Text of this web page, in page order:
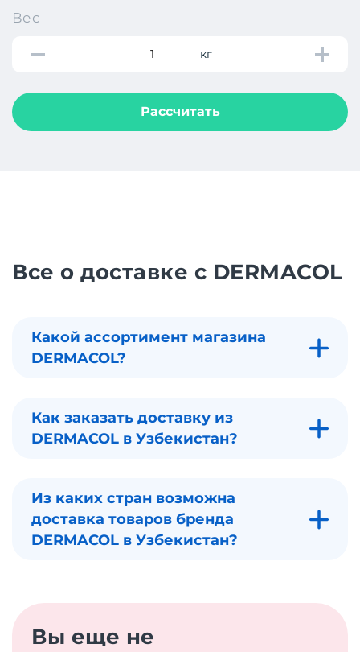
Вес
кг
Рассчитать
Все о доставке с DERMACOL
Какой ассортимент магазина
DERMACOL?
Как заказать доставку из
DERMACOL в Узбекистан?
Из каких стран возможна
доставка товаров бренда
DERMACOL в Узбекистан?
Вы еще не